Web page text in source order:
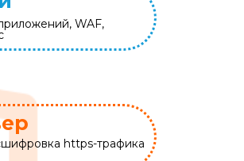
WAF,
https-трафика